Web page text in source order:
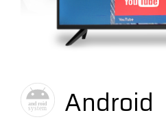
Android